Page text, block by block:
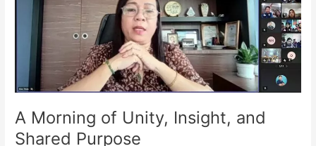
A Morning of Unity, Insight, and
Shared Purpose
Insight,
Purpose